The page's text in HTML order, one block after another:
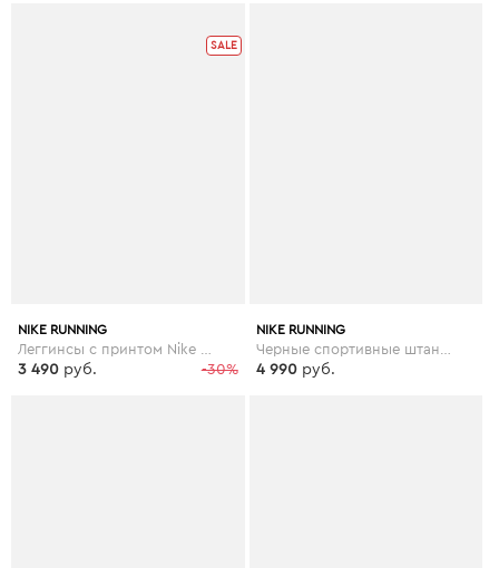
SALE
NIKE RUNNING
-30%
3 490 руб.
NIKE RUNNING
4 990 руб.